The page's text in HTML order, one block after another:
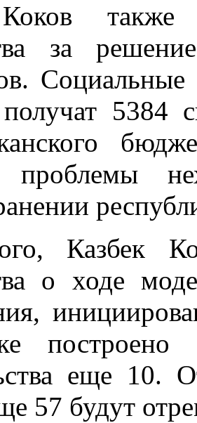
также
за
Социальные
5384
проблемы
Казбек
о ходе
еще 10.
57 будут